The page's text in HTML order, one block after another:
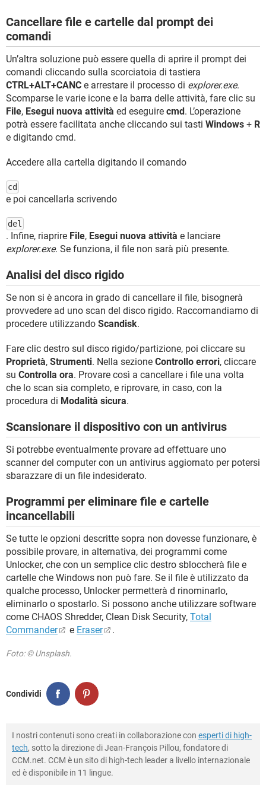
Cancellare file e cartelle dal prompt dei
comandi
Un’altra soluzione può essere quella di aprire il prompt dei
comandi cliccando sulla scorciatoia di tastiera
CTRL+ALT+CANC e arrestare il processo di explorer.exe.
Scomparse le varie icone e la barra delle attività, fare clic su
File, Esegui nuova attività ed eseguire cmd. L’operazione
potrà essere facilitata anche cliccando sui tasti Windows + R
e digitando cmd.
Accedere alla cartella digitando il comando
cd
e poi cancellarla scrivendo
del
. Infine, riaprire File, Esegui nuova attività e lanciare
explorer.exe. Se funziona, il file non sarà più presente.
Analisi del disco rigido
Se non si è ancora in grado di cancellare il file, bisognerà
provvedere ad uno scan del disco rigido. Raccomandiamo di
procedere utilizzando Scandisk.
Fare clic destro sul disco rigido/partizione, poi cliccare su
Proprietà, Strumenti. Nella sezione Controllo errori, cliccare
su Controlla ora. Provare così a cancellare i file una volta
che lo scan sia completo, e riprovare, in caso, con la
procedura di Modalità sicura.
Scansionare il dispositivo con un antivirus
Si potrebbe eventualmente provare ad effettuare uno
scanner del computer con un antivirus aggiornato per potersi
sbarazzare di un file indesiderato.
Programmi per eliminare file e cartelle
incancellabili
Se tutte le opzioni descritte sopra non dovesse funzionare, è
possibile provare, in alternativa, dei programmi come
Unlocker, che con un semplice clic destro sbloccherà file e
cartelle che Windows non può fare. Se il file è utilizzato da
qualche processo, Unlocker permetterà d rinominarlo,
eliminarlo o spostarlo. Si possono anche utilizzare software
come CHAOS Shredder, Clean Disk Security, Total
Commander
e Eraser .
Foto: © Unsplash.
Condividi
I nostri contenuti sono creati in collaborazione con esperti di high-
tech, sotto la direzione di Jean-François Pillou, fondatore di
CCM.net. CCM è un sito di high-tech leader a livello internazionale
ed è disponibile in 11 lingue.